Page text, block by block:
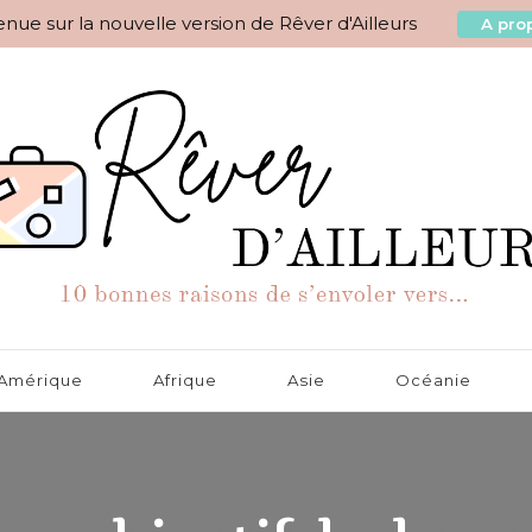
sur la nouvelle version de Rêver d'Ailleurs A
de s'envoler vers…
Afrique Asie Océanie